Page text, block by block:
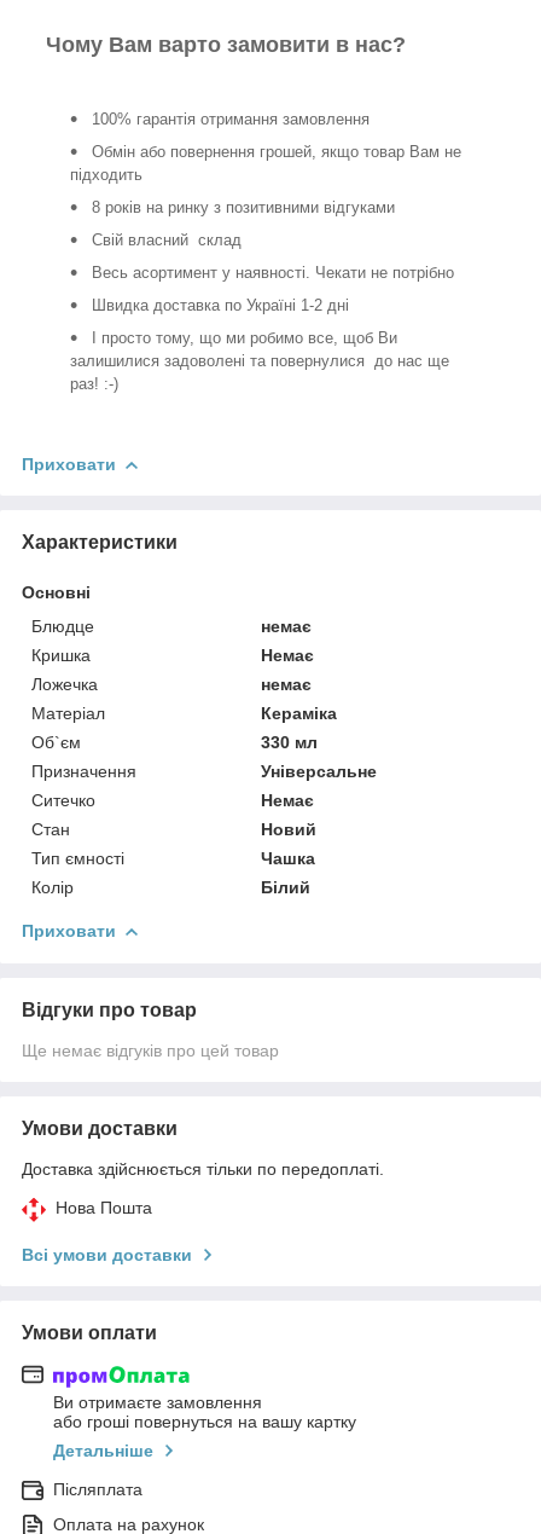
Чому Вам варто замовити в нас?
100% гарантія отримання замовлення
Обмін або повернення грошей, якщо товар Вам не
підходить
8 років на ринку з позитивними відгуками
Свій власний склад
Весь асортимент у наявності. Чекати не потрібно
Швидка доставка по Україні 1-2 дні
І просто тому, що ми робимо все, щоб Ви
залишилися задоволені та повернулися до нас ще
раз! :-)
Приховати
Характеристики
Основні
Блюдце
немає
Кришка
Немає
Ложечка
немає
Матеріал
Кераміка
Об`єм
330 мл
Призначення
Універсальне
Ситечко
Немає
Стан
Новий
Тип ємності
Чашка
Колір
Білий
Приховати
Відгуки про товар
Ще немає відгуків про цей товар
Умови доставки
Доставка здійснюється тільки по передоплаті.
Нова Пошта
Всі умови доставки
Умови оплати
Ви отримаєте замовлення
або гроші повернуться на вашу картку
Детальніше
Післяплата
Оплата на рахунок